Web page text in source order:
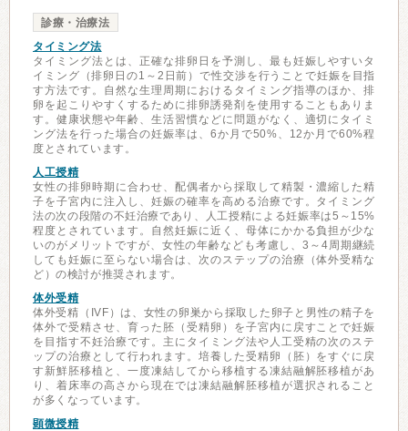
診療・治療法
タイミング法
タイミング法とは、正確な排卵日を予測し、最も妊娠しやすいタ
イミング（排卵日の1～2日前）で性交渉を行うことで妊娠を目指
す方法です。自然な生理周期におけるタイミング指導のほか、排
卵を起こりやすくするために排卵誘発剤を使用することもありま
す。健康状態や年齢、生活習慣などに問題がなく、適切にタイミ
ング法を行った場合の妊娠率は、6か月で50%、12か月で60%程
度とされています。
人工授精
女性の排卵時期に合わせ、配偶者から採取して精製・濃縮した精
子を子宮内に注入し、妊娠の確率を高める治療です。タイミング
法の次の段階の不妊治療であり、人工授精による妊娠率は5～15%
程度とされています。自然妊娠に近く、母体にかかる負担が少な
いのがメリットですが、女性の年齢なども考慮し、3～4周期継続
しても妊娠に至らない場合は、次のステップの治療（体外受精な
ど）の検討が推奨されます。
体外受精
体外受精（IVF）は、女性の卵巣から採取した卵子と男性の精子を
体外で受精させ、育った胚（受精卵）を子宮内に戻すことで妊娠
を目指す不妊治療です。主にタイミング法や人工受精の次のステ
ップの治療として行われます。培養した受精卵（胚）をすぐに戻
す新鮮胚移植と、一度凍結してから移植する凍結融解胚移植があ
り、着床率の高さから現在では凍結融解胚移植が選択されること
が多くなっています。
顕微授精